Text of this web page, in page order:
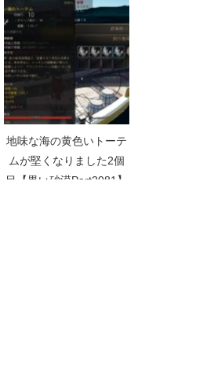
【黒い砂漠Part1821】
地味な海の黄色いトーテ
ムが堅くなりました2個
目【黒い砂漠Part2081】